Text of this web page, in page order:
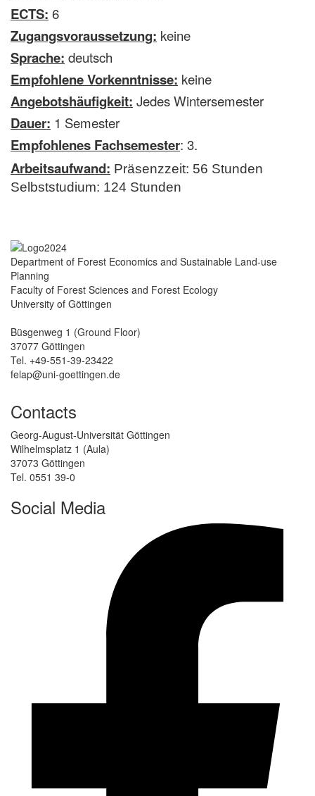
ECTS: 6
Zugangsvoraussetzung: keine
Sprache: deutsch
Empfohlene Vorkenntnisse: keine
Angebotshäufigkeit: Jedes Wintersemester
Dauer: 1 Semester
Empfohlenes Fachsemester: 3.
Arbeitsaufwand: Präsenzzeit: 56 Stunden
Selbststudium: 124 Stunden
Department of Forest Economics and Sustainable Land-use
Planning
Faculty of Forest Sciences and Forest Ecology
University of Göttingen
Büsgenweg 1 (Ground Floor)
37077 Göttingen
Tel. +49-551-39-23422
felap@uni-goettingen.de
Contacts
Georg-August-Universität Göttingen
Wilhelmsplatz 1 (Aula)
37073 Göttingen
Tel. 0551 39-0
Social Media